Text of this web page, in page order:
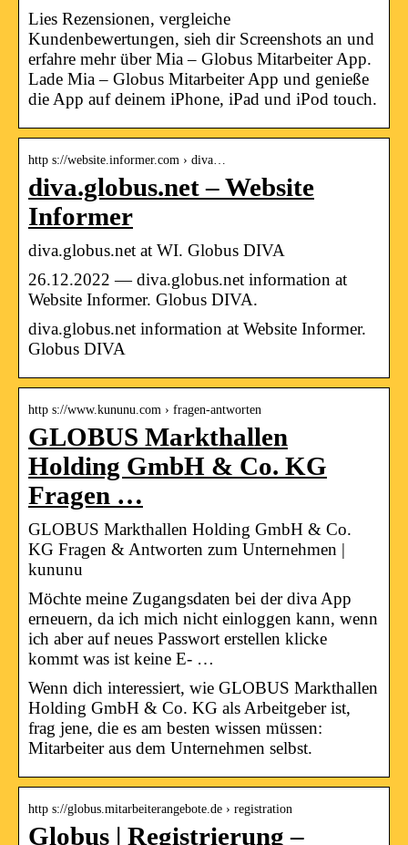
Lies Rezensionen, vergleiche
Kundenbewertungen, sieh dir Screenshots an und
erfahre mehr über Mia – Globus Mitarbeiter App.
Lade Mia – Globus Mitarbeiter App und genieße
die App auf deinem iPhone, iPad und iPod touch.
http s://website.informer.com › diva…
diva.globus.net – Website
Informer
diva.globus.net at WI. Globus DIVA
26.12.2022 — diva.globus.net information at
Website Informer. Globus DIVA.
diva.globus.net information at Website Informer.
Globus DIVA
http s://www.kununu.com › fragen-antworten
GLOBUS Markthallen
Holding GmbH & Co. KG
Fragen …
GLOBUS Markthallen Holding GmbH & Co.
KG Fragen & Antworten zum Unternehmen |
kununu
Möchte meine Zugangsdaten bei der diva App
erneuern, da ich mich nicht einloggen kann, wenn
ich aber auf neues Passwort erstellen klicke
kommt was ist keine E- …
Wenn dich interessiert, wie GLOBUS Markthallen
Holding GmbH & Co. KG als Arbeitgeber ist,
frag jene, die es am besten wissen müssen:
Mitarbeiter aus dem Unternehmen selbst.
http s://globus.mitarbeiterangebote.de › registration
Globus | Registrierung –